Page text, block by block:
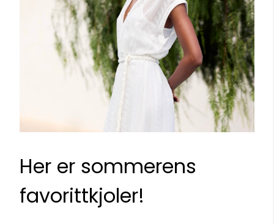
Her er sommerens
favorittkjoler!